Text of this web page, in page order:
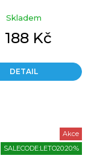
Skladem
188 Kč
DETAIL
Akce
SALECODE:LETO20:20:%